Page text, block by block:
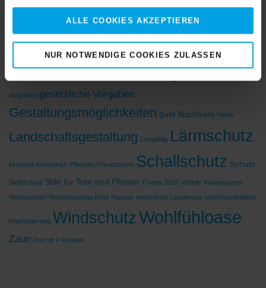
ALLE COOKIES AKZEPTIEREN
NUR NOTWENDIGE COOKIES ZULASSEN
Betonzaun
Betonzaun mit LED-Beleuchtungen Betonzaunstile brando24
Dekorationen Eigenschaften farbige Betonzaunbeschichtungen Festtagdekoration
Gartenglück
Vorgarten gesetzliche Vorgaben
Gestaltungsmöglichkeiten gute Nachbarn Heide
Landschaftsgestaltung Langlebig Lärmschutz
Moderne Architektur Pflanzen Privatsphäre Schallschutz Schutz
Sichtschutz Stile für Tore und Pforten Trends 2023 Vorteile Wartungsarm
Weihnachten Wertsteigerung Ihres Hauses wetterfeste Lackierung widerstandsfähige
Imprägnierung WindschutzWohlfühloase
Zaun Zeit mit Freunden